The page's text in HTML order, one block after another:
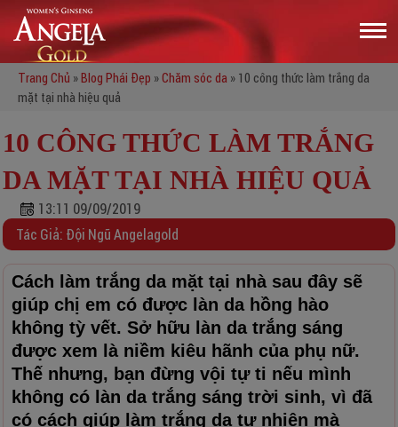
Trang Chủ »Blog Phái Đẹp »Chăm sóc da » 10 công thức làm trắng da
mặt tại nhà hiệu quả
10 CÔNG THỨC LÀM TRẮNG
DA MẶT TẠI NHÀ HIỆU QUẢ
13:11 09/09/2019
Tác Giả: Đội Ngũ Angelagold
Cách làm trắng da mặt tại nhà sau đây sẽ
giúp chị em có được làn da hồng hào
không tỳ vết. Sở hữu làn da trắng sáng
được xem là niềm kiêu hãnh của phụ nữ.
Thế nhưng, bạn đừng vội tự ti nếu mình
không có làn da trắng sáng trời sinh, vì đã
có cách giúp làm trắng da tự nhiên mà